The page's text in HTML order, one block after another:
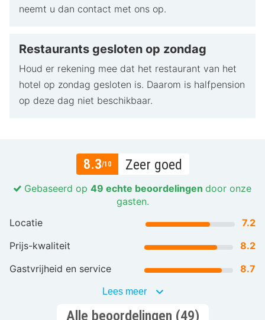
neemt u dan contact met ons op.
Restaurants gesloten op zondag
Houd er rekening mee dat het restaurant van het
hotel op zondag gesloten is. Daarom is halfpension
op deze dag niet beschikbaar.
8.3/10 Zeer goed
Gebaseerd op 49 echte beoordelingen door onze
gasten.
Locatie
7.2
Prijs-kwaliteit
8.2
Gastvrijheid en service
8.7
Lees meer
Alle beoordelingen (49)